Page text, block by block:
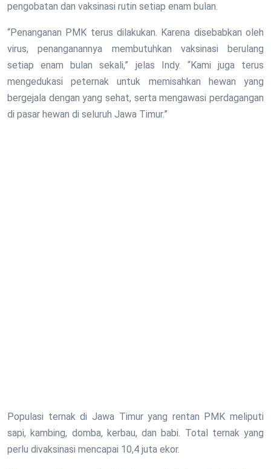
pengobatan dan vaksinasi rutin setiap enam bulan.
“Penanganan PMK terus dilakukan. Karena disebabkan oleh
virus, penanganannya membutuhkan vaksinasi berulang
setiap enam bulan sekali,” jelas Indy. “Kami juga terus
mengedukasi peternak untuk memisahkan hewan yang
bergejala dengan yang sehat, serta mengawasi perdagangan
di pasar hewan di seluruh Jawa Timur.”
Populasi ternak di Jawa Timur yang rentan PMK meliputi
sapi, kambing, domba, kerbau, dan babi. Total ternak yang
perlu divaksinasi mencapai 10,4 juta ekor.